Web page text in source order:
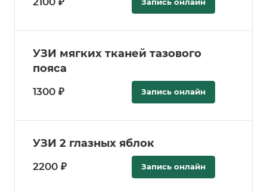
УЗИ мягких тканей тазового
пояса
1300 ₽ Запись онлайн
УЗИ 2 глазных яблок
2200 ₽ Запись онлайн